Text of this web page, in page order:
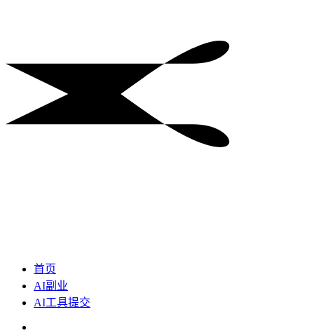
首页
AI副业
AI工具提交